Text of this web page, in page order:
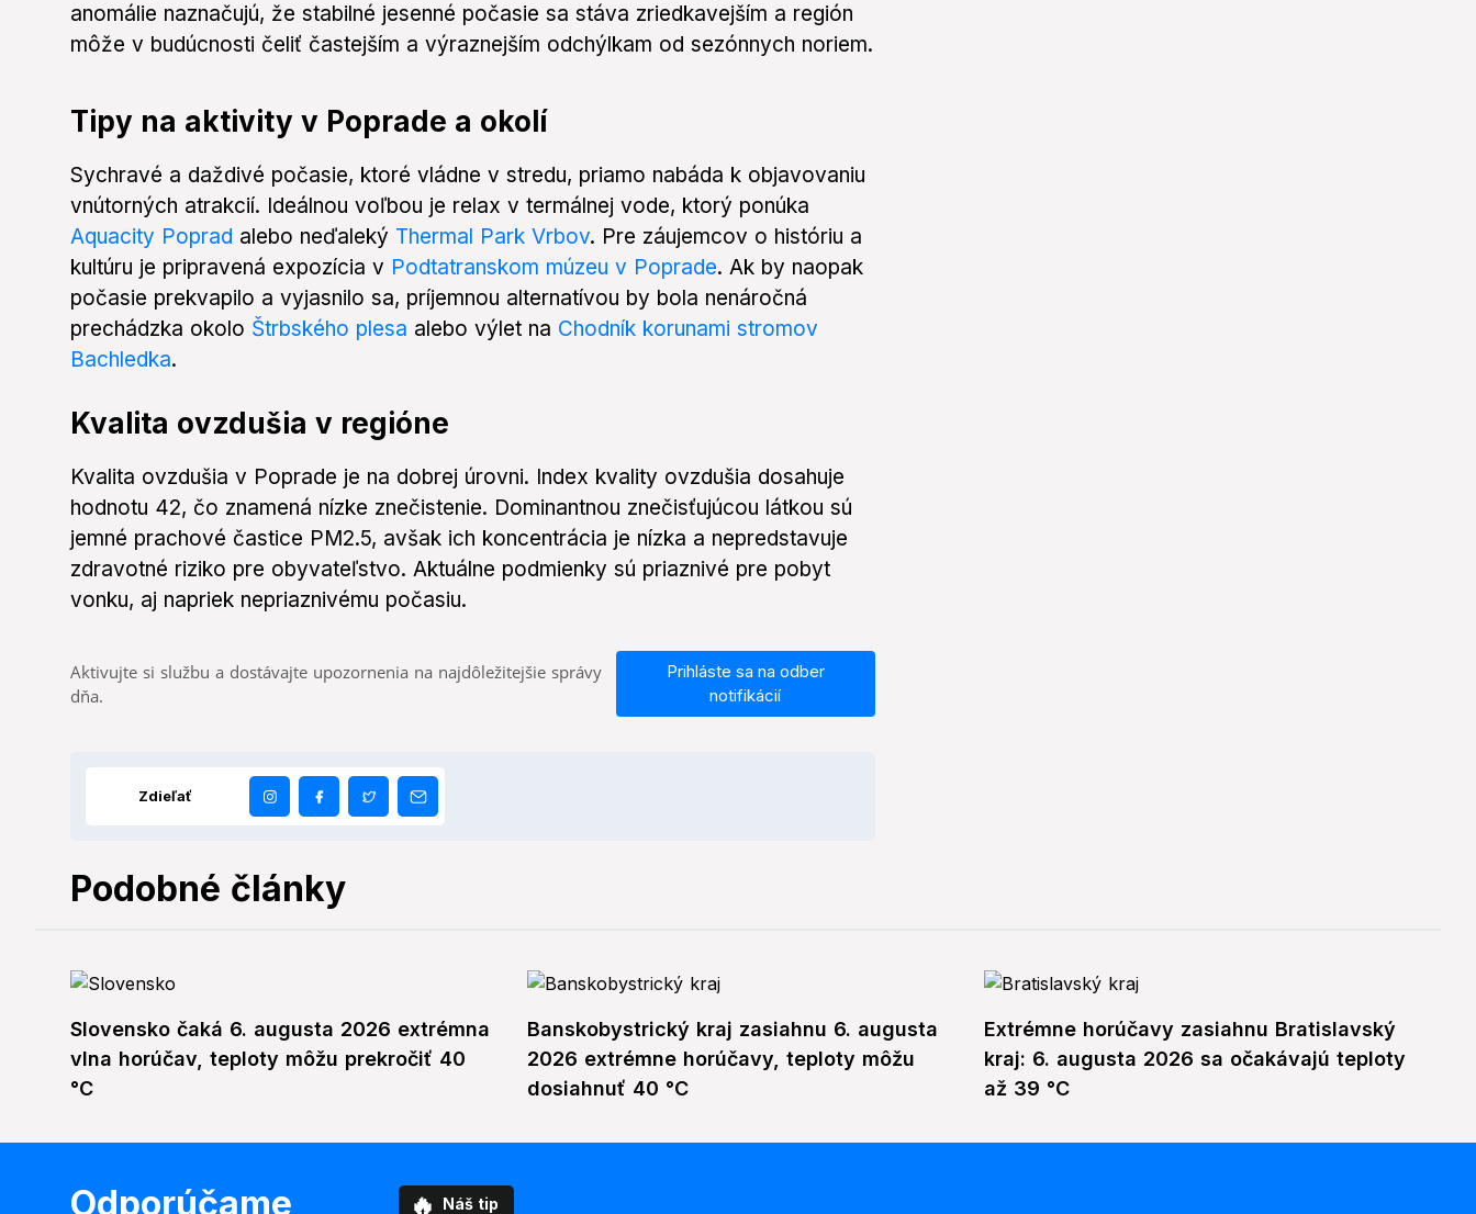
anomálie naznačujú, že stabilné jesenné počasie sa stáva zriedkavejším a región
môže v budúcnosti čeliť častejším a výraznejším odchýlkam od sezónnych noriem.
Tipy na aktivity v Poprade a okolí
Sychravé a daždivé počasie, ktoré vládne v stredu, priamo nabáda k objavovaniu
vnútorných atrakcií. Ideálnou voľbou je relax v termálnej vode, ktorý ponúka
Aquacity Poprad alebo neďaleký Thermal Park Vrbov. Pre záujemcov o históriu a
kultúru je pripravená expozícia v Podtatranskom múzeu v Poprade. Ak by naopak
počasie prekvapilo a vyjasnilo sa, príjemnou alternatívou by bola nenáročná
prechádzka okolo Štrbského plesa alebo výlet na Chodník korunami stromov
Bachledka.
Kvalita ovzdušia v regióne
Kvalita ovzdušia v Poprade je na dobrej úrovni. Index kvality ovzdušia dosahuje
hodnotu 42, čo znamená nízke znečistenie. Dominantnou znečisťujúcou látkou sú
jemné prachové častice PM2.5, avšak ich koncentrácia je nízka a nepredstavuje
zdravotné riziko pre obyvateľstvo. Aktuálne podmienky sú priaznivé pre pobyt
vonku, aj napriek nepriaznivému počasiu.
Aktivujte si službu a dostávajte upozornenia na najdôležitejšie správy
dňa.
Prihláste sa na odber
notifikácií
Zdieľať
Podobné články
Slovensko čaká 6. augusta 2026 extrémna
vlna horúčav, teploty môžu prekročiť 40
°C
Banskobystrický kraj zasiahnu 6. augusta
2026 extrémne horúčavy, teploty môžu
dosiahnuť 40 °C
Extrémne horúčavy zasiahnu Bratislavský
kraj: 6. augusta 2026 sa očakávajú teploty
až 39 °C
Odporúčame 🔥 Náš tip